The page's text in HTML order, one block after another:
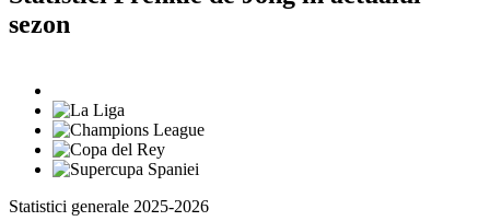
sezon
Statistici generale 2025-2026